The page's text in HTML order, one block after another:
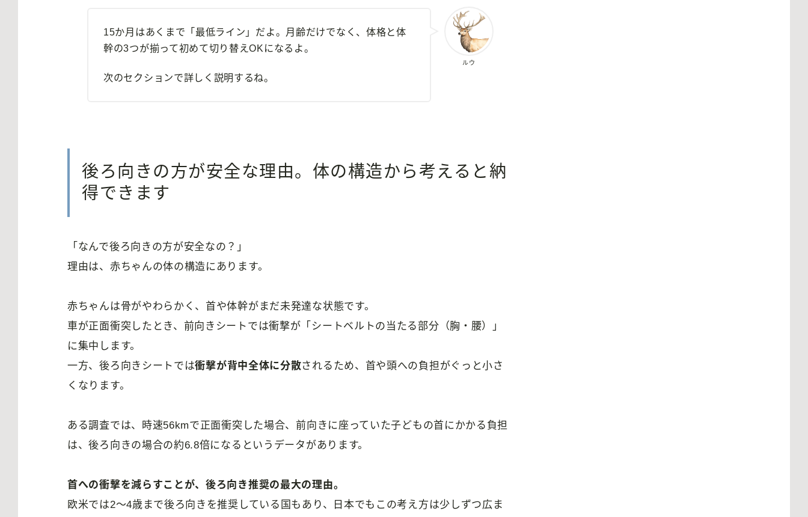
ルウ
15か月はあくまで「最低ライン」だよ。月齢だけでなく、体格と体
幹の3つが揃って初めて切り替えOKになるよ。
次のセクションで詳しく説明するね。
後ろ向きの方が安全な理由。体の構造から考えると納
得できます
「なんで後ろ向きの方が安全なの？」
理由は、赤ちゃんの体の構造にあります。
赤ちゃんは骨がやわらかく、首や体幹がまだ未発達な状態です。
車が正面衝突したとき、前向きシートでは衝撃が「シートベルトの当たる部分（胸・腰）」
に集中します。
一方、後ろ向きシートでは衝撃が背中全体に分散されるため、首や頭への負担がぐっと小さ
くなります。
ある調査では、時速56kmで正面衝突した場合、前向きに座っていた子どもの首にかかる負担
は、後ろ向きの場合の約6.8倍になるというデータがあります。
首への衝撃を減らすことが、後ろ向き推奨の最大の理由。
欧米では2〜4歳まで後ろ向きを推奨している国もあり、日本でもこの考え方は少しずつ広ま